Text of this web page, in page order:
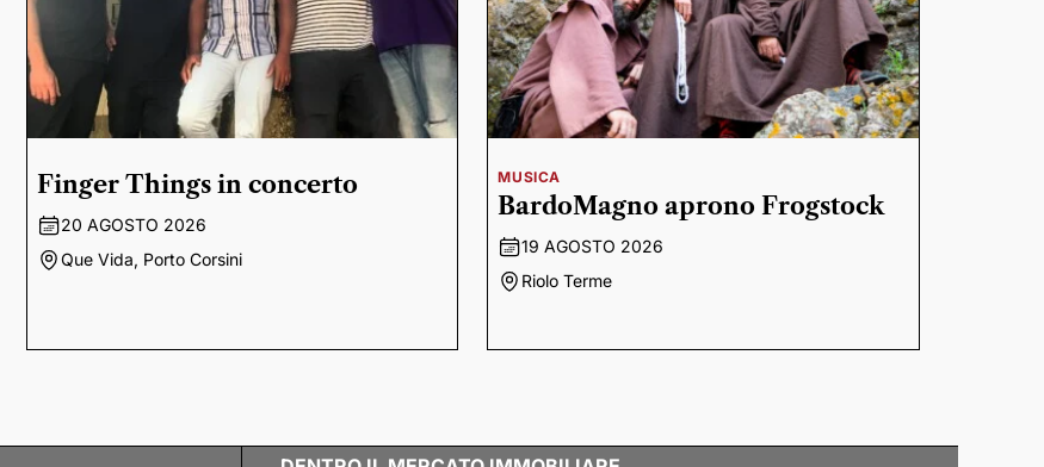
Finger Things in concerto
20 AGOSTO 2026
Que Vida, Porto Corsini
MUSICA
BardoMagno aprono Frogstock
19 AGOSTO 2026
Riolo Terme